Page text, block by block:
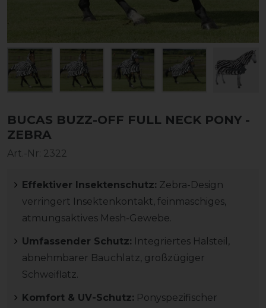
BUCAS BUZZ-OFF FULL NECK PONY -
ZEBRA
Art.-Nr: 2322
Effektiver Insektenschutz: Zebra-Design
verringert Insektenkontakt, feinmaschiges,
atmungsaktives Mesh-Gewebe.
Umfassender Schutz: Integriertes Halsteil,
abnehmbarer Bauchlatz, großzügiger
Schweiflatz.
Komfort & UV-Schutz: Ponyspezifischer